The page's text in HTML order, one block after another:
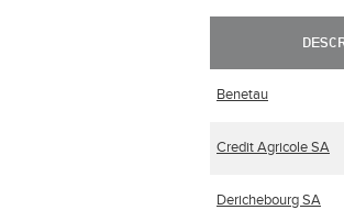
Benetau
Credit Agricole SA
Derichebourg SA